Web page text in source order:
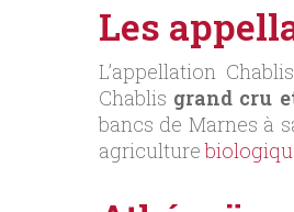
Les
L’appellation
Chablis grand cru
bancs de Marnes à
agriculture